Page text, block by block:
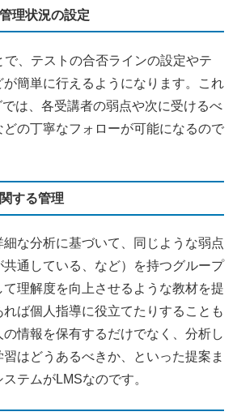
理状況の設定
で、テストの合否ラインの設定やテ
が簡単に行えるようになります。これ
は、各受講者の弱点や次に受けるべ
どの丁寧なフォローが可能になるので
する管理
な分析に基づいて、同じような弱点
共通している、など）を持つグループ
理解度を向上させるような教材を提
ば個人指導に役立てたりすることも
情報を保有するだけでなく、分析し
はどうあるべきか、といった提案ま
ステムがLMSなのです。